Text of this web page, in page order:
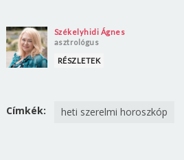
Székelyhidi Ágnes
asztrológus
RÉSZLETEK
Címkék: heti szerelmi horoszkóp